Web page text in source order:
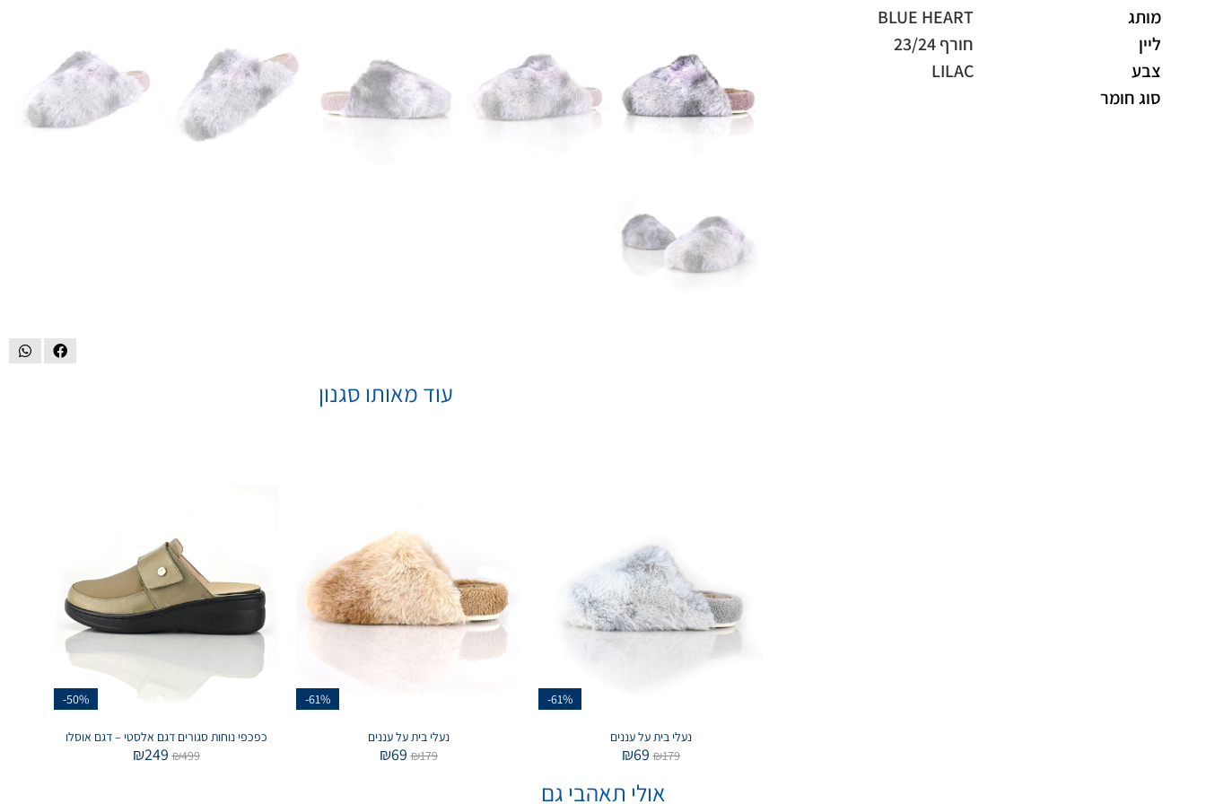
מותג
BLUE HEART
ליין
חורף 23/24
צבע
LILAC
סוג חומר
עוד מאותו סגנון
-61%
נעלי בית על עננים
₪179
₪69
-61%
נעלי בית על עננים
₪179
₪69
-50%
כפכפי נוחות סגורים דגם אלסטי – דגם אוסלו
₪499
₪249
אולי תאהבי גם